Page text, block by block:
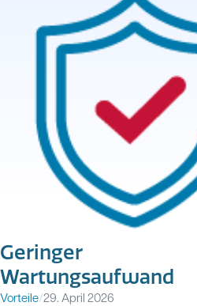
Geringer
Wartungsaufwand
Vorteile/29. April 2026